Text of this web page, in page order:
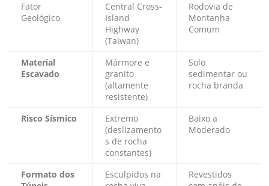
Fator
Geológico
Central Cross-
Island
Highway
(Taiwan)
Rodovia de
Montanha
Comum
Material
Escavado
Mármore e
granito
(altamente
resistente)
Solo
sedimentar ou
rocha branda
Risco Sísmico
Extremo
(deslizamento
s de rocha
constantes)
Baixo a
Moderado
Formato dos
Esculpidos na
Revestidos